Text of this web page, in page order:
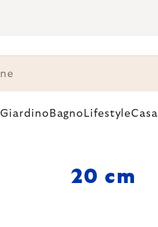
Giardino Bagno LifestyleCasa
20 cm